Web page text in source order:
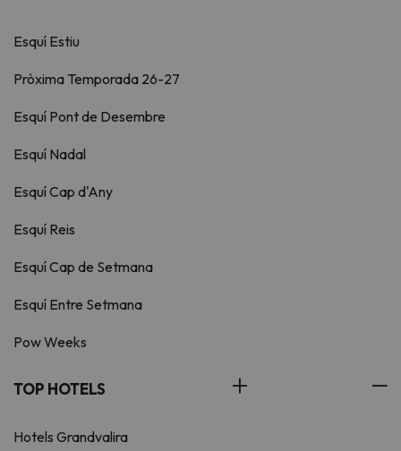
Esquí Estiu
Pròxima Temporada 26-27
Esquí Pont de Desembre
Esquí Nadal
Esquí Cap d'Any
Esquí Reis
Esquí Cap de Setmana
Esquí Entre Setmana
Pow Weeks
TOP HOTELS
Hotels Grandvalira